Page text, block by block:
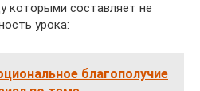
которыми составляет не
урока:
благополучие